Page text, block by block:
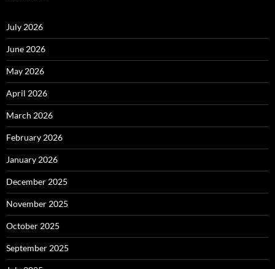
July 2026
June 2026
May 2026
April 2026
March 2026
February 2026
January 2026
December 2025
November 2025
October 2025
September 2025